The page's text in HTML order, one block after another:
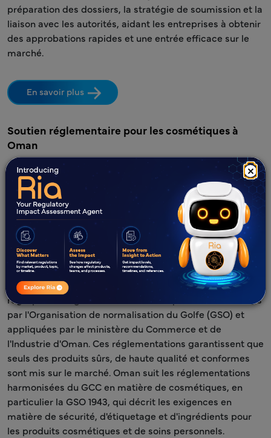
×
préparation des dossiers, la stratégie de soumission et la
liaison avec les autorités, aidant les entreprises à obtenir
des approbations rapides et une entrée efficace sur le
marché.
En savoir plus
Soutien réglementaire pour les cosmétiques à
Oman
Les produits cosmétiques à Oman sont principalement
régis par les réglementations techniques du GCC émises
par l'Organisation de normalisation du Golfe (GSO) et
appliquées par le ministère du Commerce et de
l'Industrie d'Oman. Ces réglementations garantissent que
seuls des produits sûrs, de haute qualité et conformes
sont mis sur le marché. Oman suit les réglementations
harmonisées du GCC en matière de cosmétiques, en
particulier la GSO 1943, qui décrit les exigences en
matière de sécurité, d'étiquetage et d'ingrédients pour
les produits cosmétiques et de soins personnels.